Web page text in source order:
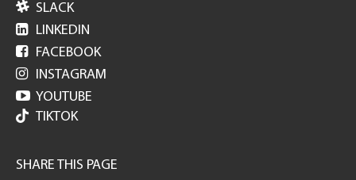
 SLACK
 LINKEDIN
 FACEBOOK
 INSTAGRAM
 YOUTUBE
TIKTOK
SHARE THIS PAGE